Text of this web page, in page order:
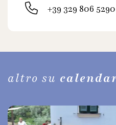
+39 329 806 5290
altro su